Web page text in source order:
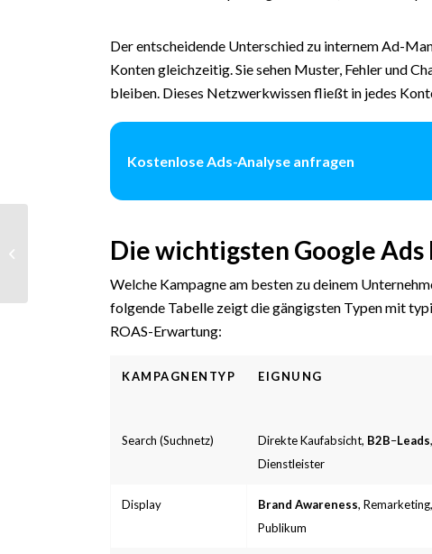
Der entscheidende Unterschied zu internem Ad-
Konten gleichzeitig. Sie sehen Muster, Fehler und
bleiben. Dieses Netzwerkwissen fließt in jedes
Kostenlose Ads-Analyse anfragen
Die wichtigsten Google
Welche Kampagne am besten zu deinem
folgende Tabelle zeigt die gängigsten Typen mit
ROAS-Erwartung:
KAMPAGNENTYP EIGNUNG
Search (Suchnetz) Direkte Kaufabsicht, B2B–Leads
Dienstleister
Display Brand Awareness,
Publikum
Talente über Social